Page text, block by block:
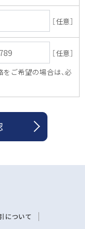
［任意］
［任意］
ご希望の場合は、必
について